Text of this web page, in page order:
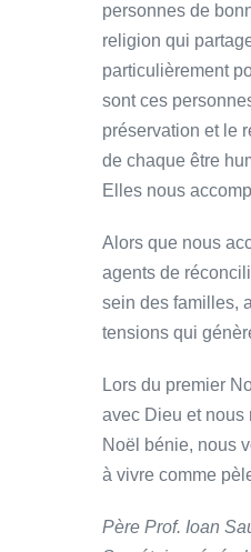
personnes de
religion qui
particulièrement
sont ces
préservation et le
de chaque être
Elles nous
Alors que nous
agents de
sein des familles,
tensions qui
Lors du premier
avec Dieu et nous
Noël bénie, nous
à vivre comme
Père Prof. Ioan